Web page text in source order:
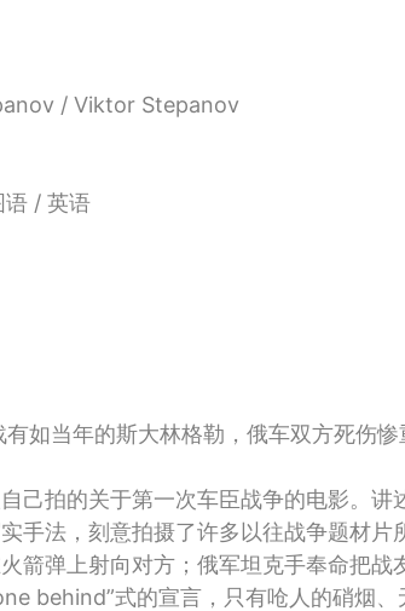
/ Viktor Stepanov
语 / 英语
当年的斯大林格勒，俄车双方死伤惨
拍的关于第一次车臣战争的电影。讲
手法，刻意拍摄了许多以往战争题材片
箭弹上射向对方；俄军坦克手奉命把战
behind”式的宣言，只有呛人的硝烟